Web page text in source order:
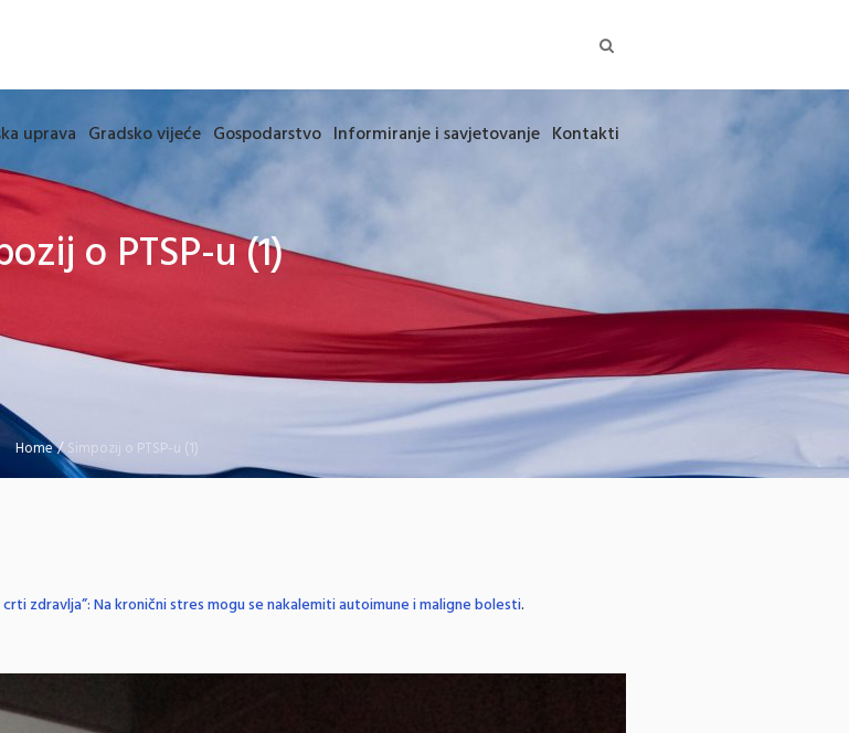
uprava Gradsko vijeće Gospodarstvo Informiranje i savjetovanje Kontakti
o PTSP-u (1)
Home/Simpozij o PTSP-u (1)
crti zdravlja”: Na kronični stres mogu se nakalemiti autoimune i maligne bolesti.